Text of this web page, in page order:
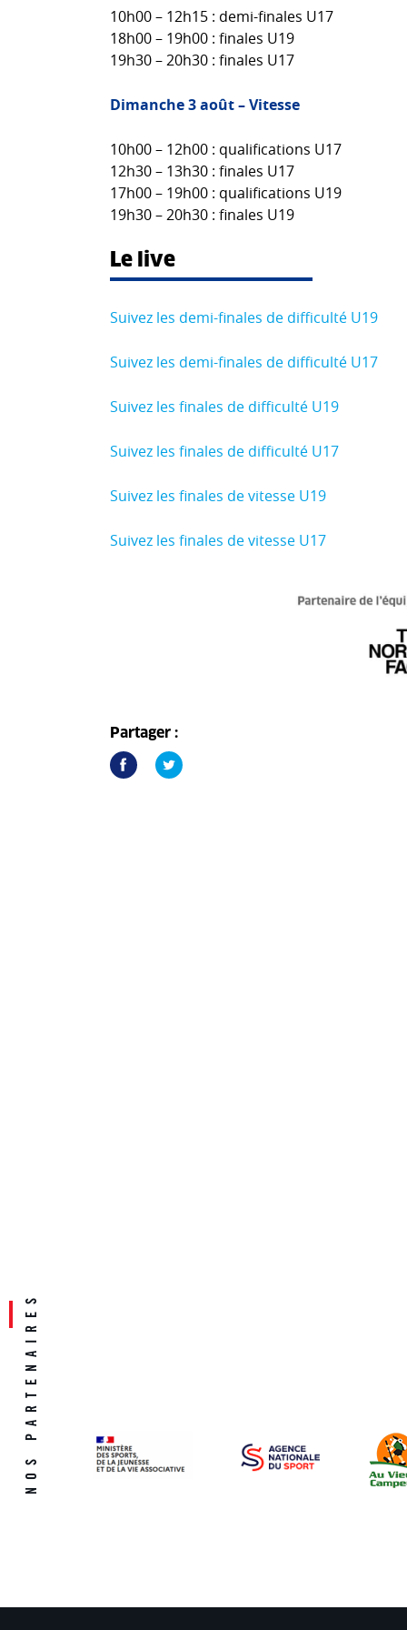
10h00 – 12h15 : demi-finales U17
18h00 – 19h00 : finales U19
19h30 – 20h30 : finales U17
Dimanche 3 août – Vitesse
10h00 – 12h00 : qualifications U17
12h30 – 13h30 : finales U17
17h00 – 19h00 : qualifications U19
19h30 – 20h30 : finales U19
Le live
Suivez les demi-finales de difficulté U19
Suivez les demi-finales de difficulté U17
Suivez les finales de difficulté U19
Suivez les finales de difficulté U17
Suivez les finales de vitesse U19
Suivez les finales de vitesse U17
Partager :